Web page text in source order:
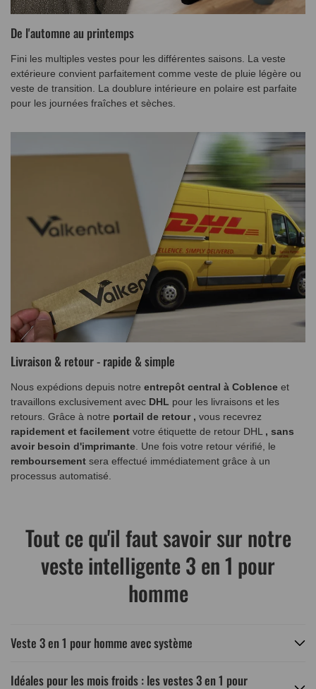
De l'automne au printemps
Fini les multiples vestes pour les différentes saisons. La veste
extérieure convient parfaitement comme veste de pluie légère ou
veste de transition. La doublure intérieure en polaire est parfaite
pour les journées fraîches et sèches.
Livraison & retour - rapide & simple
Nous expédions depuis notre entrepôt central à Coblence et
travaillons exclusivement avec DHL pour les livraisons et les
retours. Grâce à notre portail de retour , vous recevrez
rapidement et facilement votre étiquette de retour DHL , sans
avoir besoin d'imprimante . Une fois votre retour vérifié, le
remboursement sera effectué immédiatement grâce à un
processus automatisé.
Tout ce qu'il faut savoir sur notre
veste intelligente 3 en 1 pour
homme
Veste 3 en 1 pour homme avec système
Idéales pour les mois froids : les vestes 3 en 1 pour